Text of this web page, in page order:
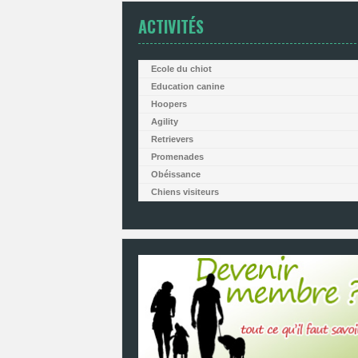
ACTIVITÉS
Ecole du chiot
Education canine
Hoopers
Agility
Retrievers
Promenades
Obéissance
Chiens visiteurs